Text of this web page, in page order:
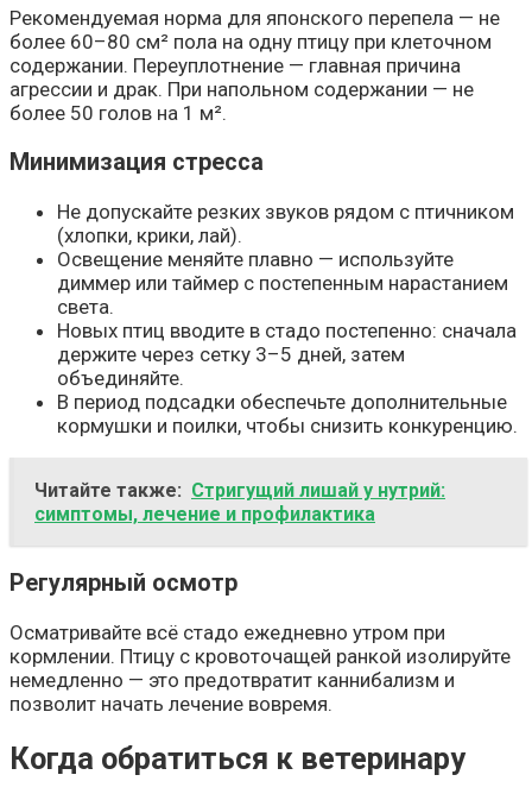
Рекомендуемая норма для японского перепела — не
более 60–80 см² пола на одну птицу при клеточном
содержании. Переуплотнение — главная причина
агрессии и драк. При напольном содержании — не
более 50 голов на 1 м².
Минимизация стресса
Не допускайте резких звуков рядом с птичником
(хлопки, крики, лай).
Освещение меняйте плавно — используйте
диммер или таймер с постепенным нарастанием
света.
Новых птиц вводите в стадо постепенно: сначала
держите через сетку 3–5 дней, затем
объединяйте.
В период подсадки обеспечьте дополнительные
кормушки и поилки, чтобы снизить конкуренцию.
Читайте также: Стригущий лишай у нутрий:
симптомы, лечение и профилактика
Регулярный осмотр
Осматривайте всё стадо ежедневно утром при
кормлении. Птицу с кровоточащей ранкой изолируйте
немедленно — это предотвратит каннибализм и
позволит начать лечение вовремя.
Когда обратиться к ветеринару